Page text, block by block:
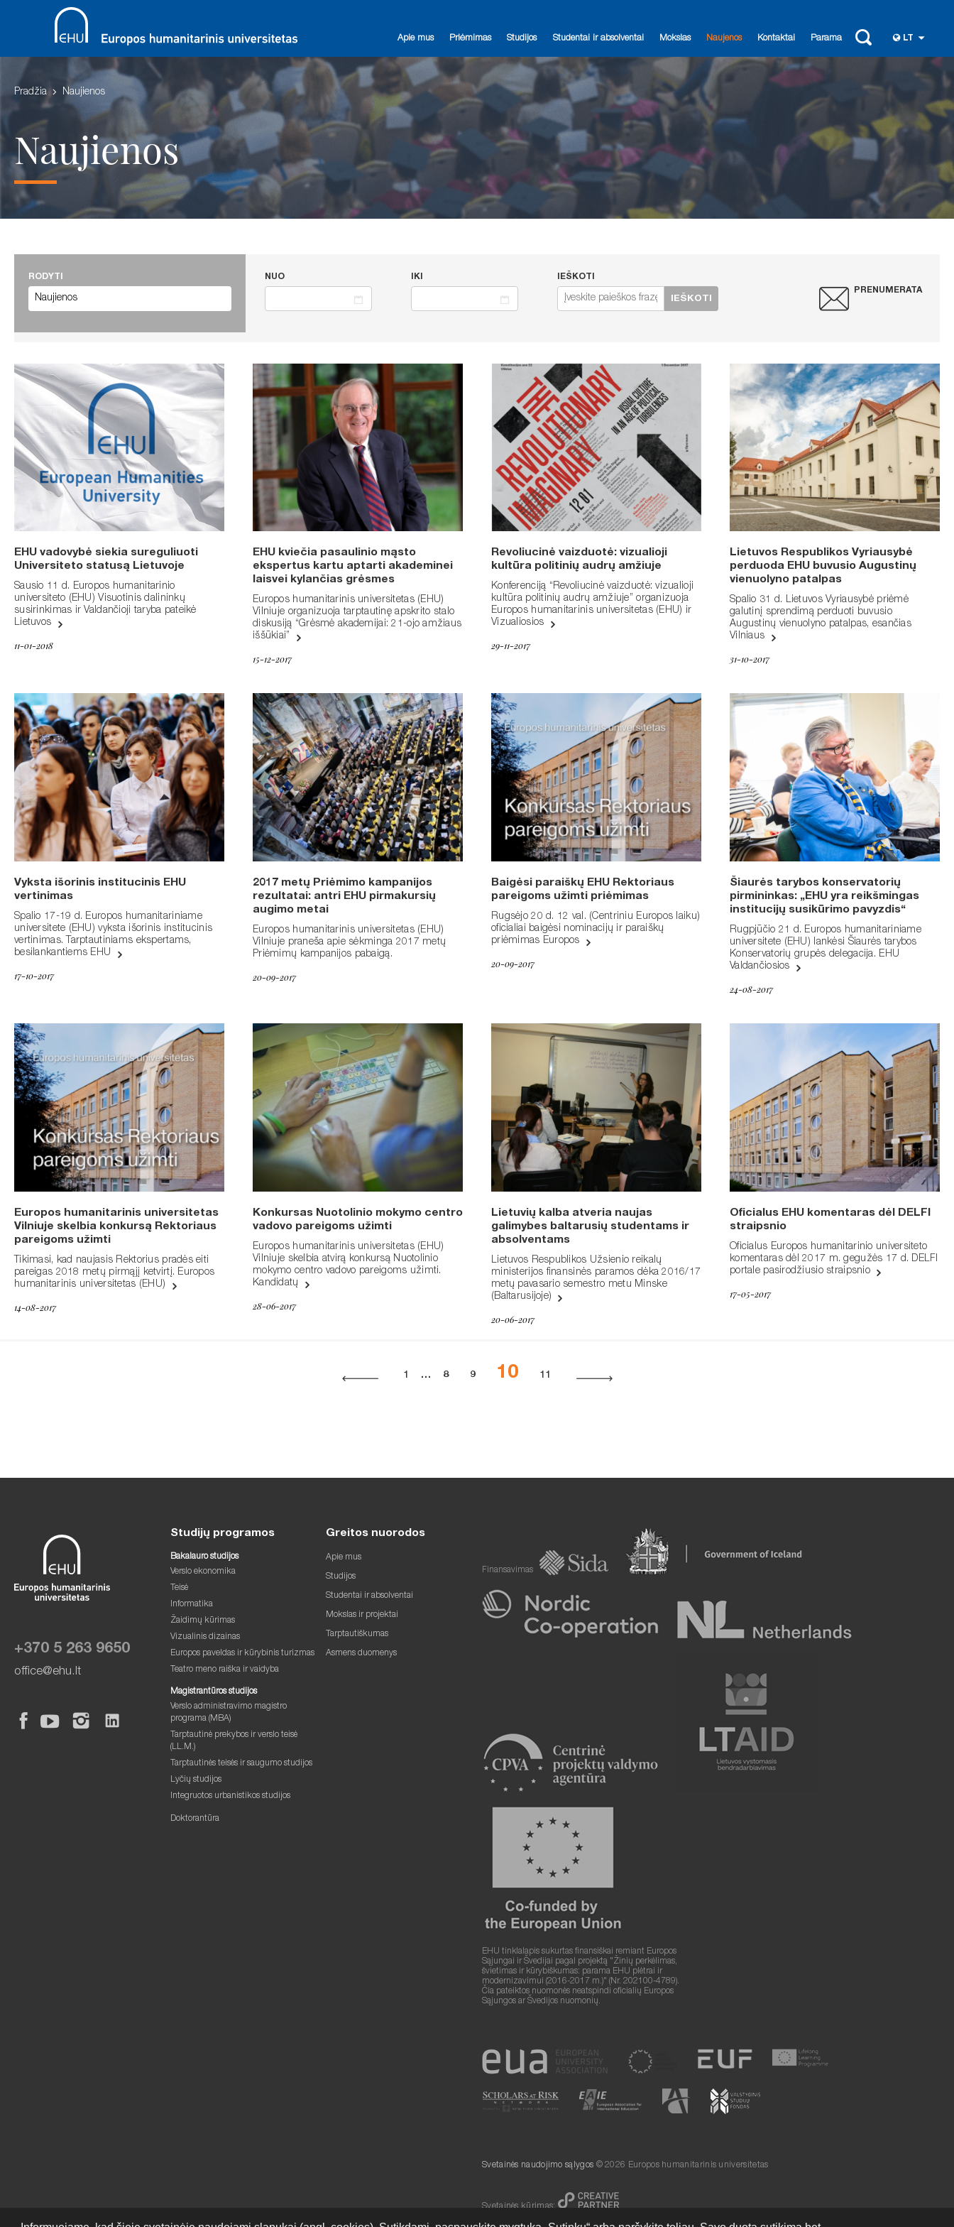
Apie mus Priėmimas Studijos Studentai ir absolventai Mokslas Naujenos Kontaktai Parama LT
Pradžia Naujienos
Naujienos
RODYTI NUO IKI IEŠKOTI
IEŠKOTI
PRENUMERATA
EHU vadovybė siekia sureguliuoti
Universiteto statusą Lietuvoje
Sausio 11 d. Europos humanitarinio
universiteto (EHU) Visuotinis dalininkų
susirinkimas ir Valdančioji taryba pateikė
Lietuvos
11-01-2018
EHU kviečia pasaulinio mąsto
ekspertus kartu aptarti akademinei
laisvei kylančias grėsmes
Europos humanitarinis universitetas (EHU)
Vilniuje organizuoja tarptautinę apskrito stalo
diskusiją “Grėsmė akademijai: 21-ojo amžiaus
iššūkiai”
15-12-2017
Revoliucinė vaizduotė: vizualioji
kultūra politinių audrų amžiuje
Konferenciją “Revoliucinė vaizduotė: vizualioji
kultūra politinių audrų amžiuje” organizuoja
Europos humanitarinis universitetas (EHU) ir
Vizualiosios
29-11-2017
Lietuvos Respublikos Vyriausybė
perduoda EHU buvusio Augustinų
vienuolyno patalpas
Spalio 31 d. Lietuvos Vyriausybė priėmė
galutinį sprendimą perduoti buvusio
Augustinų vienuolyno patalpas, esančias
Vilniaus
31-10-2017
Vyksta išorinis institucinis EHU
vertinimas
Spalio 17-19 d. Europos humanitariniame
universitete (EHU) vyksta išorinis institucinis
vertinimas. Tarptautiniams ekspertams,
besilankantiems EHU
17-10-2017
2017 metų Priėmimo kampanijos
rezultatai: antri EHU pirmakursių
augimo metai
Europos humanitarinis universitetas (EHU)
Vilniuje praneša apie sėkminga 2017 metų
Priėmimų kampanijos pabaigą.
20-09-2017
Baigėsi paraiškų EHU Rektoriaus
pareigoms užimti priėmimas
Rugsėjo 20 d. 12 val. (Centriniu Europos laiku)
oficialiai baigėsi nominacijų ir paraiškų
priėmimas Europos
20-09-2017
Šiaurės tarybos konservatorių
pirmininkas: „EHU yra reikšmingas
institucijų susikūrimo pavyzdis“
Rugpjūčio 21 d. Europos humanitariniame
universitete (EHU) lankėsi Šiaurės tarybos
Konservatorių grupės delegacija. EHU
Valdančiosios
24-08-2017
Europos humanitarinis universitetas
Vilniuje skelbia konkursą Rektoriaus
pareigoms užimti
Tikimasi, kad naujasis Rektorius pradės eiti
pareigas 2018 metų pirmąjį ketvirtį. Europos
humanitarinis universitetas (EHU)
14-08-2017
Konkursas Nuotolinio mokymo centro
vadovo pareigoms užimti
Europos humanitarinis universitetas (EHU)
Vilniuje skelbia atvirą konkursą Nuotolinio
mokymo centro vadovo pareigoms užimti.
Kandidatų
28-06-2017
Lietuvių kalba atveria naujas
galimybes baltarusių studentams ir
absolventams
Lietuvos Respublikos Užsienio reikalų
ministerijos finansinės paramos dėka 2016/17
metų pavasario semestro metu Minske
(Baltarusijoje)
20-06-2017
Oficialus EHU komentaras dėl DELFI
straipsnio
Oficialus Europos humanitarinio universiteto
komentaras dėl 2017 m. gegužės 17 d. DELFI
portale pasirodžiusio straipsnio
17-05-2017
1 … 8 9 10 11
+370 5 263 9650
office@ehu.lt
Studijų programos
Bakalauro studijos
Verslo ekonomika
Teisė
Informatika
Žaidimų kūrimas
Vizualinis dizainas
Europos paveldas ir kūrybinis turizmas
Teatro meno raiška ir vaidyba
Magistrantūros studijos
Verslo administravimo magistro
programa (MBA)
Tarptautinė prekybos ir verslo teisė
(LL.M.)
Tarptautinės teisės ir saugumo studijos
Lyčių studijos
Integruotos urbanistikos studijos
Doktorantūra
Greitos nuorodos
Apie mus
Studijos
Studentai ir absolventai
Mokslas ir projektai
Tarptautiškumas
Asmens duomenys
Finansavimas
EHU tinklalapis sukurtas finansiškai remiant Europos
Sąjungai ir Švedijai pagal projektą "Žinių perkėlimas,
švietimas ir kūrybiškumas: parama EHU plėtrai ir
modernizavimui (2016-2017 m.)" (Nr. 202100-4789).
Čia pateiktos nuomonės neatspindi oficialių Europos
Sąjungos ar Švedijos nuomonių.
Svetainės naudojimo sąlygos © 2026 Europos humanitarinis universitetas
Svetainės kūrimas: